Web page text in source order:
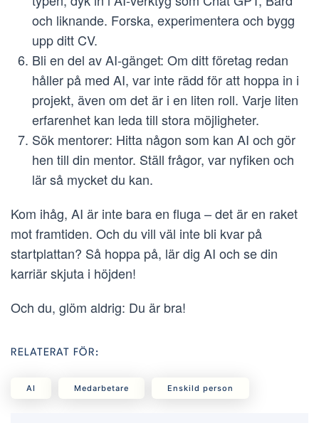
och liknande. Forska, experimentera och bygg
upp ditt CV.
Bli en del av AI-gänget: Om ditt företag redan
håller på med AI, var inte rädd för att hoppa in i
projekt, även om det är i en liten roll. Varje liten
erfarenhet kan leda till stora möjligheter.
Sök mentorer: Hitta någon som kan AI och gör
hen till din mentor. Ställ frågor, var nyfiken och
lär så mycket du kan.
Kom ihåg, AI är inte bara en fluga – det är en raket
mot framtiden. Och du vill väl inte bli kvar på
startplattan? Så hoppa på, lär dig AI och se din
karriär skjuta i höjden!
Och du, glöm aldrig: Du är bra!
RELATERAT FÖR:
AI Medarbetare Enskild person